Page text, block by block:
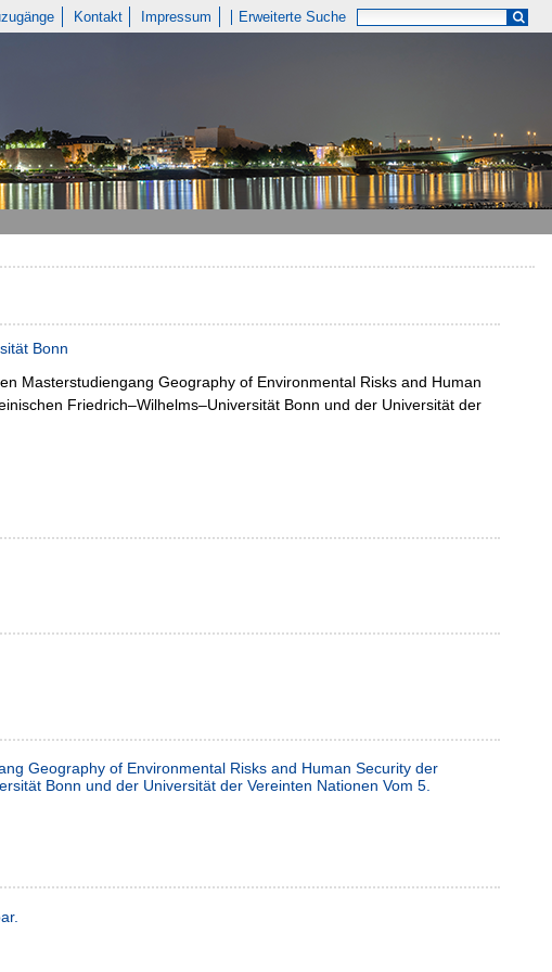
Kontakt Impressum Erweiterte Suche
Bonn
Masterstudiengang Geography of Environmental Risks and Human
Friedrich–Wilhelms–Universität Bonn und der Universität der
Geography of Environmental Risks and Human Security der
Bonn und der Universität der Vereinten Nationen Vom 5.